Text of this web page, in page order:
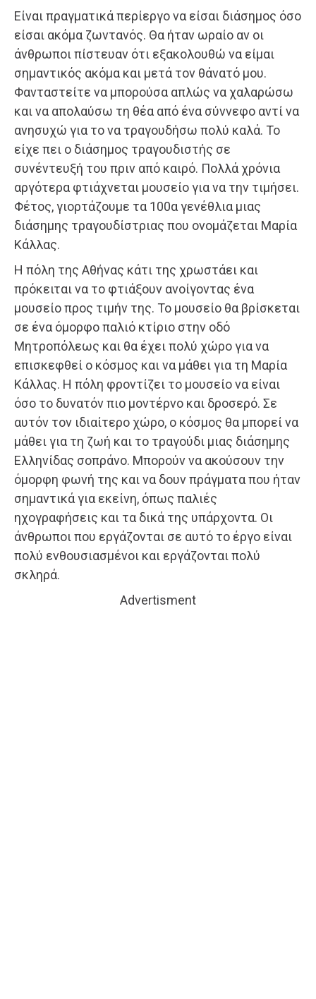
Είναι πραγματικά περίεργο να είσαι διάσημος όσο
είσαι ακόμα ζωντανός. Θα ήταν ωραίο αν οι
άνθρωποι πίστευαν ότι εξακολουθώ να είμαι
σημαντικός ακόμα και μετά τον θάνατό μου.
Φανταστείτε να μπορούσα απλώς να χαλαρώσω
και να απολαύσω τη θέα από ένα σύννεφο αντί να
ανησυχώ για το να τραγουδήσω πολύ καλά. Το
είχε πει ο διάσημος τραγουδιστής σε
συνέντευξή του πριν από καιρό. Πολλά χρόνια
αργότερα φτιάχνεται μουσείο για να την τιμήσει.
Φέτος, γιορτάζουμε τα 100α γενέθλια μιας
διάσημης τραγουδίστριας που ονομάζεται Μαρία
Κάλλας.
Η πόλη της Αθήνας κάτι της χρωστάει και
πρόκειται να το φτιάξουν ανοίγοντας ένα
μουσείο προς τιμήν της. Το μουσείο θα βρίσκεται
σε ένα όμορφο παλιό κτίριο στην οδό
Μητροπόλεως και θα έχει πολύ χώρο για να
επισκεφθεί ο κόσμος και να μάθει για τη Μαρία
Κάλλας. Η πόλη φροντίζει το μουσείο να είναι
όσο το δυνατόν πιο μοντέρνο και δροσερό. Σε
αυτόν τον ιδιαίτερο χώρο, ο κόσμος θα μπορεί να
μάθει για τη ζωή και το τραγούδι μιας διάσημης
Ελληνίδας σοπράνο. Μπορούν να ακούσουν την
όμορφη φωνή της και να δουν πράγματα που ήταν
σημαντικά για εκείνη, όπως παλιές
ηχογραφήσεις και τα δικά της υπάρχοντα. Οι
άνθρωποι που εργάζονται σε αυτό το έργο είναι
πολύ ενθουσιασμένοι και εργάζονται πολύ
σκληρά.
Advertisment